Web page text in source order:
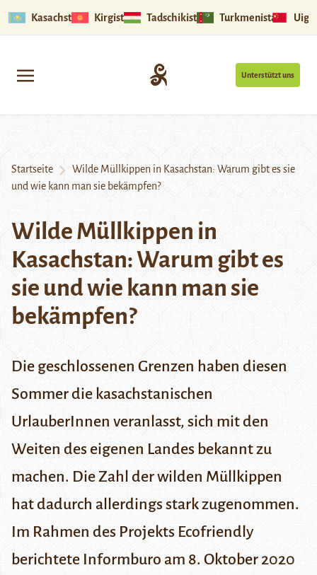
Kasachstan Kirgistan Tadschikistan Turkmenistan
Unterstützt uns
Startseite
Wilde Müllkippen in Kasachstan: Warum gibt es sie
und wie kann man sie bekämpfen?
Wilde Müllkippen in
Kasachstan: Warum gibt es
sie und wie kann man sie
bekämpfen?
Die geschlossenen Grenzen haben diesen
Sommer die kasachstanischen
UrlauberInnen veranlasst, sich mit den
Weiten des eigenen Landes bekannt zu
machen. Die Zahl der wilden Müllkippen
hat dadurch allerdings stark zugenommen.
Im Rahmen des Projekts Ecofriendly
berichtete Informburo am 8. Oktober 2020